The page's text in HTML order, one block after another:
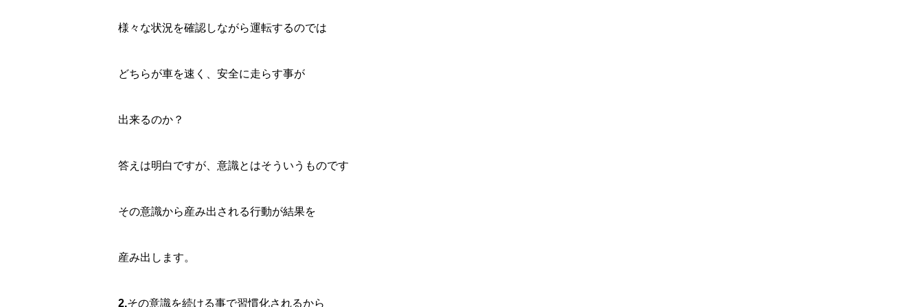
様々な状況を確認しながら運転するのでは
どちらが車を速く、安全に走らす事が
出来るのか？
答えは明白ですが、意識とはそういうものです
その意識から産み出される行動が結果を
産み出します。
2.その意識を続ける事で習慣化されるから